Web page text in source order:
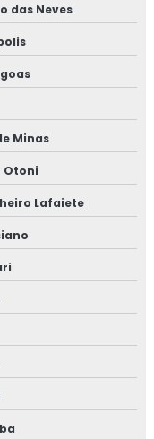
das Neves
Minas
Otoni
Lafaiete